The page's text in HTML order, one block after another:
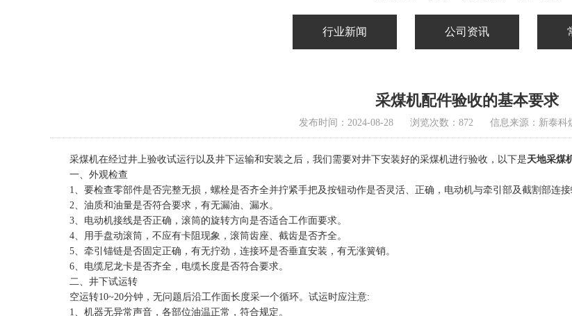
行业新闻 公司资讯
采煤机配件验收的基本要求
发布时间：2024-08-28 浏览次数：872 信息来源：新泰科
采煤机在经过井上验收试运行以及井下运输和安装之后，我们需要对井下安装好的采煤机进行验收，以下是天地采煤
一、外观检查
1、要检查零部件是否完整无损，螺栓是否齐全并拧紧手把及按钮动作是否灵活、正确，电动机与牵引部及截割部连
2、油质和油量是否符合要求，有无漏油、漏水。
3、电动机接线是否正确，滚筒的旋转方向是否适合工作面要求。
4、用手盘动滚筒，不应有卡阻现象，滚筒齿座、截齿是否齐全。
5、牵引锚链是否固定正确，有无拧劲，连接环是否垂直安装，有无涨簧销。
6、电缆尼龙卡是否齐全，电缆长度是否符合要求。
二、井下试运转
空运转10~20分钟，无问题后沿工作面长度采一个循环。试运时应注意:
1、机器无异常声音，各部位油温正常，符合规定。